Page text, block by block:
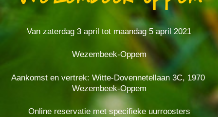
Van zaterdag 3 april tot maandag 5 april 2021
Wezembeek-Oppem
Aankomst en vertrek: Witte-Dovennetellaan 3C, 1970
Wezembeek-Oppem
Online reservatie met specifieke uurroosters